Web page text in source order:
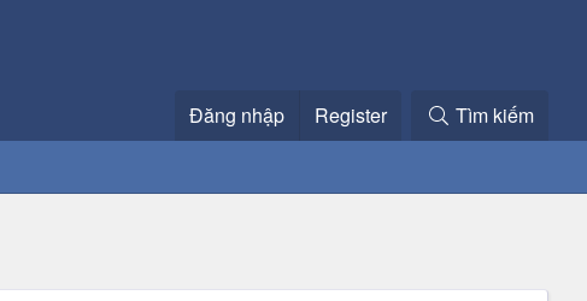
Đăng nhập Register Tìm kiếm